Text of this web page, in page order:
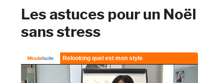
Les astuces pour un Noël
sans stress